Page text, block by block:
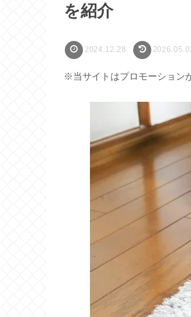
を紹介
2024.12.28
※当サイトはプロモーション